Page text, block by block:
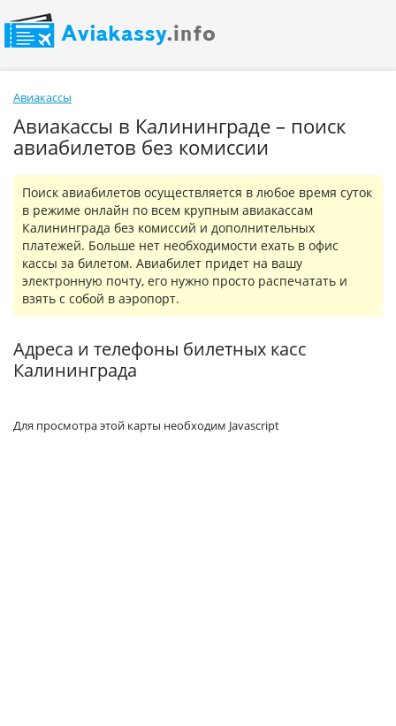
Авиакассы
Авиакассы в Калининграде – поиск
авиабилетов без комиссии
Поиск авиабилетов осуществляется в любое время суток
в режиме онлайн по всем крупным авиакассам
Калининграда без комиссий и дополнительных
платежей. Больше нет необходимости ехать в офис
кассы за билетом. Авиабилет придет на вашу
электронную почту, его нужно просто распечатать и
взять с собой в аэропорт.
Адреса и телефоны билетных касс
Калининграда
Для просмотра этой карты необходим Javascript